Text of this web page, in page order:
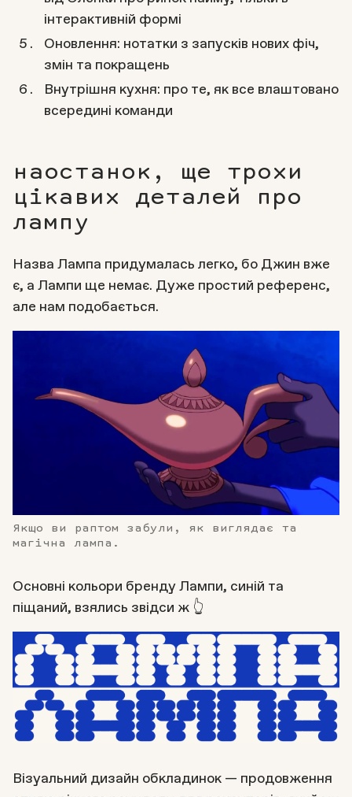
інтерактивній формі
Оновлення: нотатки з запусків нових фіч,
змін та покращень
Внутрішня кухня: про те, як все влаштовано
всередині команди
наостанок, ще трохи
цікавих деталей про
лампу
Назва Лампа придумалась легко, бо Джин вже
є, а Лампи ще немає. Дуже простий референс,
але нам подобається.
Якщо ви раптом забули, як виглядає та
магічна лампа.
Основні кольори бренду Лампи, синій та
піщаний, взялись звідси ж 👆
Візуальний дизайн обкладинок — продовження